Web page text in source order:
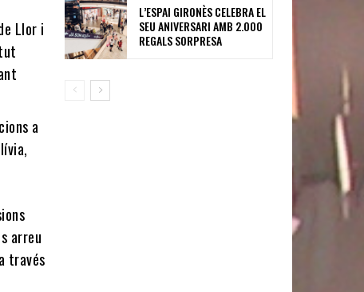
Llor i
a
arreu
través
L’ESPAI GIRONÈS CELEBRA EL
SEU ANIVERSARI AMB 2.000
REGALS SORPRESA